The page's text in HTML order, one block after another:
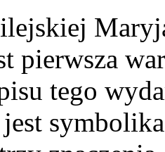
pierwsza
tego
jest